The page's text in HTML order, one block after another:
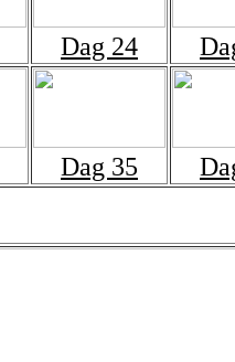
Dag 24
Dag 35